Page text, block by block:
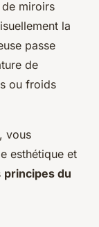
de miroirs
la
passe
de
ou froids
vous
esthétique et
principes du